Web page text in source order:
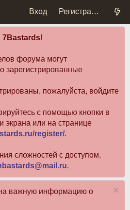
Вход Регистрация
7Bastards!
форума могут
зарегистрированные
пожалуйста, войдите
с помощью кнопки в
экрана или на странице
register/.
сложностей с доступом,
.
важную информацию о